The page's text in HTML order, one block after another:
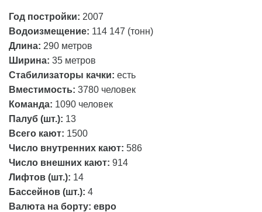
Год постройки: 2007
Водоизмещение: 114 147 (тонн)
Длина: 290 метров
Ширина: 35 метров
Стабилизаторы качки: есть
Вместимость: 3780 человек
Команда: 1090 человек
Палуб (шт.): 13
Всего кают: 1500
Число внутренних кают: 586
Число внешних кают: 914
Лифтов (шт.): 14
Бассейнов (шт.): 4
Валюта на борту: евро